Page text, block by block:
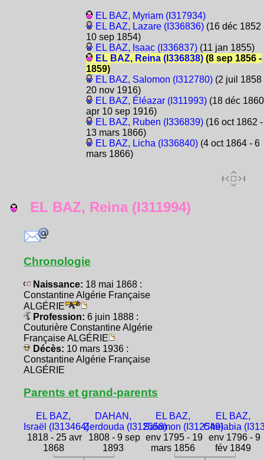
EL BAZ, Myriam (I317934)
EL BAZ, Lazare (I336836)(16 déc 1852
10 sep 1854)
EL BAZ, Isaac (I336837)(11 jan 1855)
EL BAZ, Reina (I336838)(8 sep 1856 -
1859)
EL BAZ, Salomon (I312780)(2 juil 1858
20 nov 1916)
EL BAZ, Éléazar (I311993)(18 déc
apr 10 sep 1916)
EL BAZ, Ruben (I336839)(16 oct 1862 -
13 mars 1866)
EL BAZ, Licha (I336840)(4 oct 1864 - 6
mars 1866)
EL BAZ, Reina (I311994)
Chronologie
Naissance: 18 mai 1868 :
Constantine Algérie Française
ALGÉRIE
Profession: 6 juin 1888 :
Couturière Constantine Algérie
Française ALGÉRIE
Décès: 10 mars 1936 :
Constantine Algérie Française
ALGÉRIE
Parents et grand-parents
EL BAZ,
Israël (I313464)
1818 - 25 avr
1868
DAHAN,
Zerdouda (I312558)
1808 - 9 sep
1893
EL BAZ,
Salomon (I312549)
env 1795 - 19
mars 1856
EL BAZ,
Chelabia
env 1796 - 9
fév 1849